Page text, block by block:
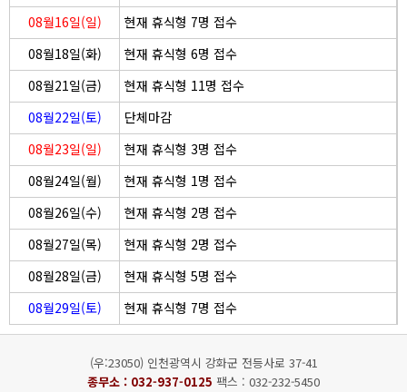
08월16일(일)
현재 휴식형 7명 접수
08월18일(화)
현재 휴식형 6명 접수
08월21일(금)
현재 휴식형 11명 접수
08월22일(토)
단체마감
08월23일(일)
현재 휴식형 3명 접수
08월24일(월)
현재 휴식형 1명 접수
08월26일(수)
현재 휴식형 2명 접수
08월27일(목)
현재 휴식형 2명 접수
08월28일(금)
현재 휴식형 5명 접수
08월29일(토)
현재 휴식형 7명 접수
(우:23050) 인천광역시 강화군 전등사로 37-41
종무소 : 032-937-0125 팩스 : 032-232-5450